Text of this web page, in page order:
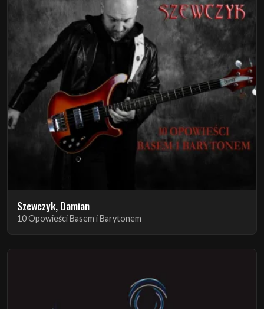
Szewczyk, Damian
10 Opowieści Basem i Barytonem